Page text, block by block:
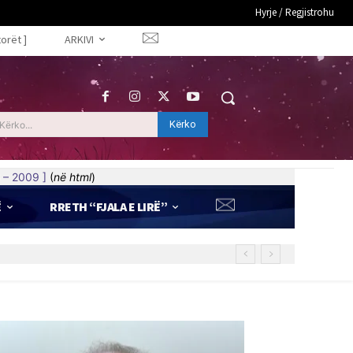
Hyrje / Regjistrohu
] ARKIVI
Kërko... Kërko
2009 ] (në html)
RRETH “FJALA E LIRË”